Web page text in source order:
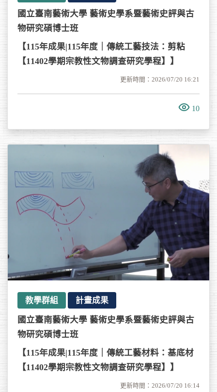
國立臺南藝術大學 藝術史學系暨藝術史評與古
物研究碩博士班
【115年成果|115年度｜傳統工藝技法：剪粘
【11402學期宗教性文物調查研究學程】】
更新時間：2026/07/20 16:21
10
教學群組 計畫成果
國立臺南藝術大學 藝術史學系暨藝術史評與古
物研究碩博士班
【115年成果|115年度｜傳統工藝材料：基底材
【11402學期宗教性文物調查研究學程】】
更新時間：2026/07/20 16:14